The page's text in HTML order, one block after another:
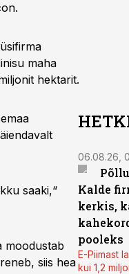
maha
hektarit.
saaki,“
moodustab
siis hea
06.08.26,
Kalde
kerkis,
pooleks
E-Piimast
kui 1,2